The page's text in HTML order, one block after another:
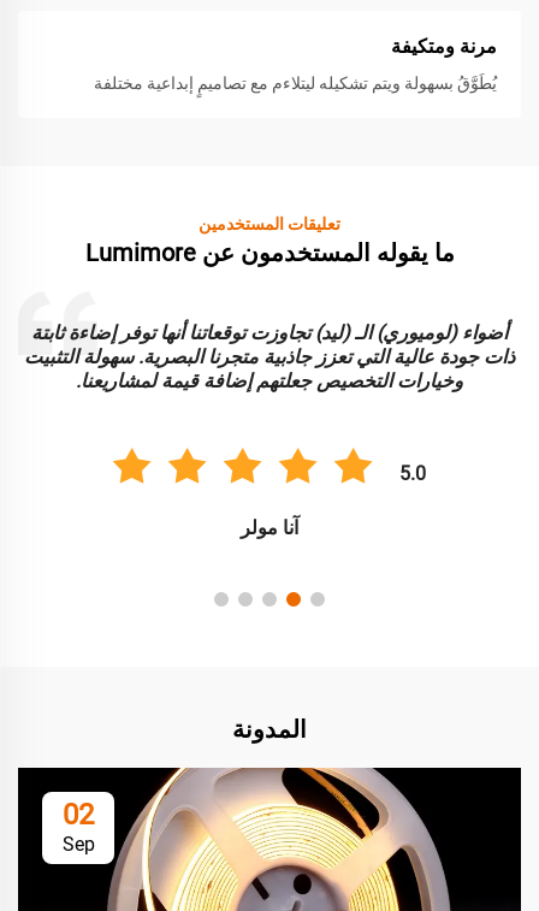
مرنة ومتكيفة
يُطَوَّقُ بسهولة ويتم تشكيله ليتلاءم مع تصاميمٍ إبداعية مختلفة
تعليقات المستخدمين
ما يقوله المستخدمون عن Lumimore
أضواء (لوميوري) الـ (ليد) تجاوزت توقعاتنا أنها توفر إضاءة ثابتة
ذات جودة عالية التي تعزز جاذبية متجرنا البصرية. سهولة التثبيت
وخيارات التخصيص جعلتهم إضافة قيمة لمشاريعنا.
5.0
آنا مولر
المدونة
02
Sep